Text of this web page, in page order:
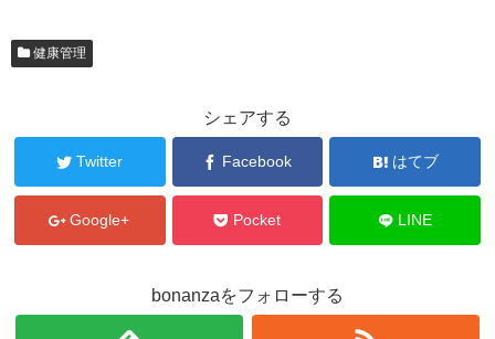
健康管理
シェアする
Twitter Facebook はてブ
Google+ Pocket LINE
bonanzaをフォローする